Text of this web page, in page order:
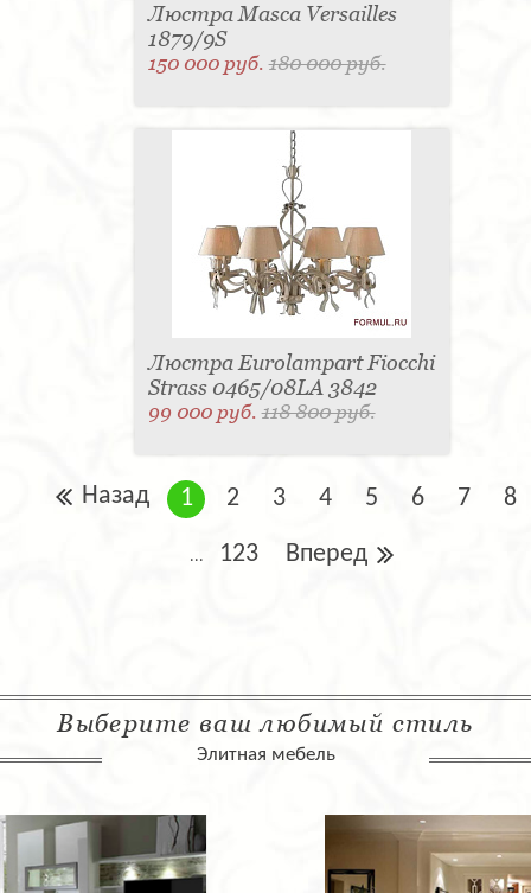
Люстра Masca Versailles
1879/9S
150 000 руб.180 000 руб.
Люстра Eurolampart Fiocchi
Strass 0465/08LA 3842
99 000 руб.118 800 руб.
Назад 1 2 3 4 5 6 7 8
... 123 Вперед
Выберите ваш любимый стиль
Элитная мебель